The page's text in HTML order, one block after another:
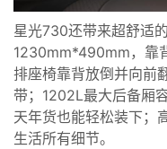
星光730还带来超舒适
1230mm*490mm，靠
排座椅靠背放倒并向前
带；1202L最大后备厢
天年货也能轻松装下；
生活所有细节。